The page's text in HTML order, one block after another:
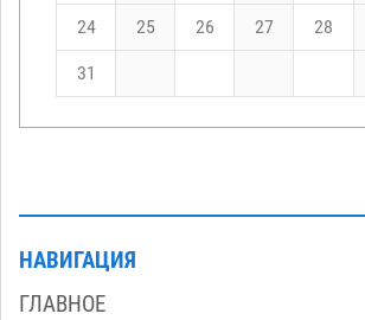
24 25 26 27 28
31
НАВИГАЦИЯ
ГЛАВНОЕ